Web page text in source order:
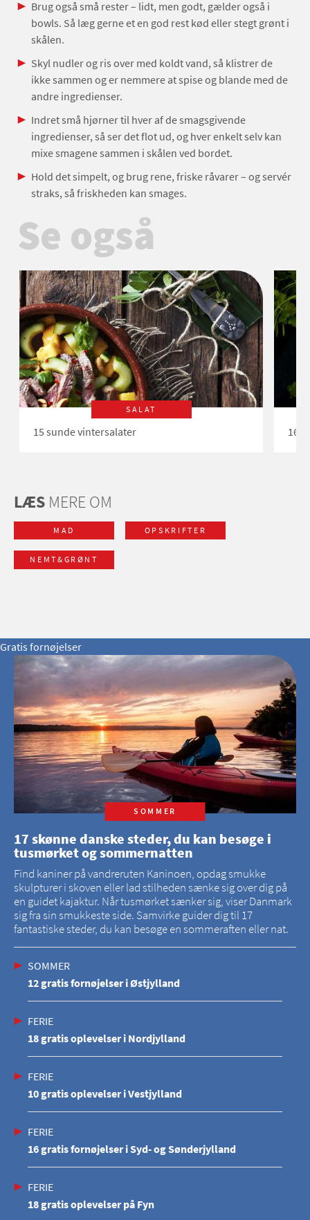
Brug også små rester – lidt, men godt, gælder også i
bowls. Så læg gerne et en god rest kød eller stegt grønt i
skålen.
Skyl nudler og ris over med koldt vand, så klistrer de
ikke sammen og er nemmere at spise og blande med de
andre ingredienser.
Indret små hjørner til hver af de smagsgivende
ingredienser, så ser det flot ud, og hver enkelt selv kan
mixe smagene sammen i skålen ved bordet.
Hold det simpelt, og brug rene, friske råvarer – og servér
straks, så friskheden kan smages.
Se også
SALAT
15 sunde vintersalater 16
LÆS MERE OM
MAD OPSKRIFTER
NEMT&GRØNT
Gratis fornøjelser
SOMMER
17 skønne danske steder, du kan besøge i
tusmørket og sommernatten
Find kaniner på vandreruten Kaninoen, opdag smukke
skulpturer i skoven eller lad stilheden sænke sig over dig på
en guidet kajaktur. Når tusmørket sænker sig, viser Danmark
sig fra sin smukkeste side. Samvirke guider dig til 17
fantastiske steder, du kan besøge en sommeraften eller nat.
SOMMER
12 gratis fornøjelser i Østjylland
FERIE
18 gratis oplevelser i Nordjylland
FERIE
10 gratis oplevelser i Vestjylland
FERIE
16 gratis fornøjelser i Syd- og Sønderjylland
FERIE
18 gratis oplevelser på Fyn